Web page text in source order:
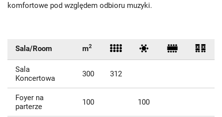
komfortowe pod względem odbioru muzyki.
Sala/Room m2
Sala
Koncertowa
300 312
Foyer na
parterze
100 100